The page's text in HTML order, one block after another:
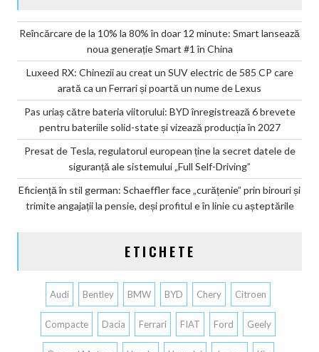
Reîncărcare de la 10% la 80% în doar 12 minute: Smart lansează
noua generație Smart #1 în China
Luxeed RX: Chinezii au creat un SUV electric de 585 CP care
arată ca un Ferrari și poartă un nume de Lexus
Pas uriaș către bateria viitorului: BYD înregistrează 6 brevete
pentru bateriile solid-state și vizează producția în 2027
Presat de Tesla, regulatorul european ține la secret datele de
siguranță ale sistemului „Full Self-Driving”
Eficiență în stil german: Schaeffler face „curățenie” prin birouri și
trimite angajații la pensie, deși profitul e în linie cu așteptările
ETICHETE
Audi Bentley BMW BYD Chery Citroen
Compacte Dacia Ferrari FIAT Ford Geely